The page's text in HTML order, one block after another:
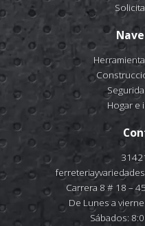
Hogar e
Carrera 8 # 18 –
De Lunes a
Sábados: